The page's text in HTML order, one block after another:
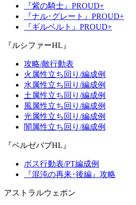
『紫の騎士』PROUD+
『ナル･グレート』PROUD+
『ギルベルト』PROUD+
『ルシファーHL』
攻略/敵行動表
火属性立ち回り/編成例
水属性立ち回り/編成例
土属性立ち回り/編成例
風属性立ち回り/編成例
光属性立ち回り/編成例
闇属性立ち回り/編成例
『ベルゼバブHL』
ボス行動表/PT編成例
『混沌の再来･後編』攻略
アストラルウェポン